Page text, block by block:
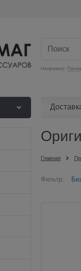
Например:
Главная
Фильтр: